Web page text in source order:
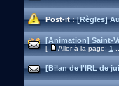
Post-it : [Règles]
[Animation] Saint-
[ Aller à la page:1
[Bilan de l'IRL de